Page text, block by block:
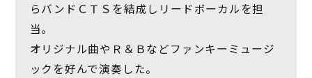
らバンドＣＴＳを結成しリードボーカルを担
当。
オリジナル曲やＲ＆Ｂなどファンキーミュージ
ックを好んで演奏した。